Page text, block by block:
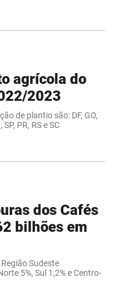
agrícola do
2023
de plantio são: DF, GO,
SP, PR, RS e SC
dos Cafés
bilhões em
Sudeste
5%, Sul 1,2% e Centro-